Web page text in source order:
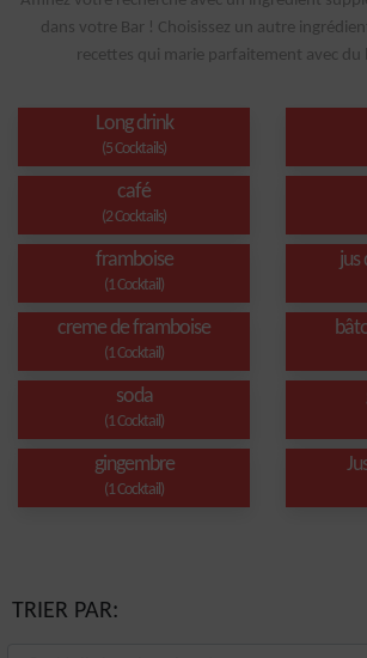
dans votre Bar ! Choisissez un autre
recettes qui marie parfaitement avec du
Long drink
(5 Cocktails)
café
(2 Cocktails)
framboise
(1 Cocktail)
jus
creme de framboise
(1 Cocktail)
soda
(1 Cocktail)
gingembre
(1 Cocktail)
TRIER PAR: